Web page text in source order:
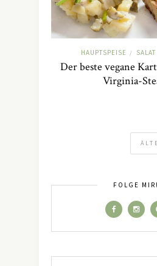
HAUPTSPEISE / SALAT
Der beste vegane
Virginia-
FOLGE MIR!